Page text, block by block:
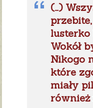
(…)
lusterko
Wokół
Nikogo
które
miały
również